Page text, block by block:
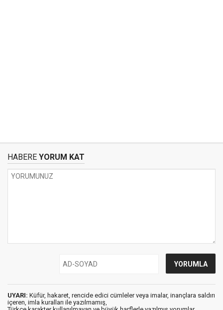
HABERE YORUM KAT
UYARI: Küfür, hakaret, rencide edici cümleler veya imalar, inançlara saldırı
içeren, imla kuralları ile yazılmamış,